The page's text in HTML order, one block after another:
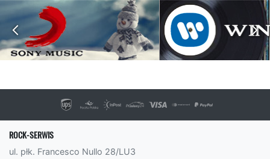
ROCK-SERWIS
ul. płk. Francesco Nullo 28/LU3